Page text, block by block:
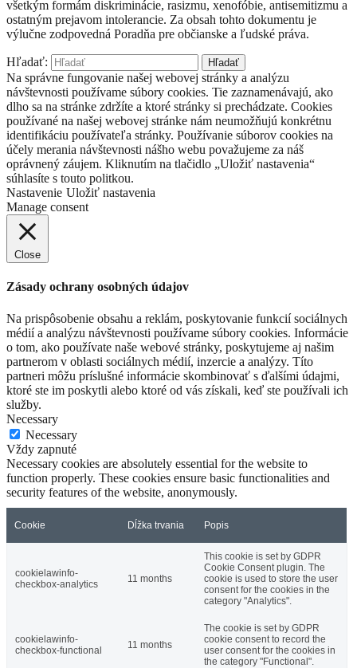
všetkým formám diskriminácie, rasizmu, xenofóbie, antisemitizmu a
ostatným prejavom intolerancie. Za obsah tohto dokumentu je
výlučne zodpovedná Poradňa pre občianske a ľudské práva.
Hľadať:
Na správne fungovanie našej webovej stránky a analýzu
návštevnosti používame súbory cookies. Tie zaznamenávajú, ako
dlho sa na stránke zdržíte a ktoré stránky si prechádzate. Cookies
používané na našej webovej stránke nám neumožňujú konkrétnu
identifikáciu používateľa stránky. Používanie súborov cookies na
účely merania návštevnosti nášho webu považujeme za náš
oprávnený záujem. Kliknutím na tlačidlo „Uložiť nastavenia“
súhlasíte s touto politkou.
Nastavenie Uložiť nastavenia
Manage consent
Close
Zásady ochrany osobných údajov
Na prispôsobenie obsahu a reklám, poskytovanie funkcií sociálnych
médií a analýzu návštevnosti používame súbory cookies. Informácie
o tom, ako používate naše webové stránky, poskytujeme aj našim
partnerom v oblasti sociálnych médií, inzercie a analýzy. Títo
partneri môžu príslušné informácie skombinovať s ďalšími údajmi,
ktoré ste im poskytli alebo ktoré od vás získali, keď ste používali ich
služby.
Necessary
Necessary
Vždy zapnuté
Necessary cookies are absolutely essential for the website to
function properly. These cookies ensure basic functionalities and
security features of the website, anonymously.
Cookie Dĺžka trvania Popis
cookielawinfo-
checkbox-analytics
11 months
This cookie is set by GDPR
Cookie Consent plugin. The
cookie is used to store the user
consent for the cookies in the
category "Analytics".
cookielawinfo-
checkbox-functional
11 months
The cookie is set by GDPR
cookie consent to record the
user consent for the cookies in
the category "Functional".